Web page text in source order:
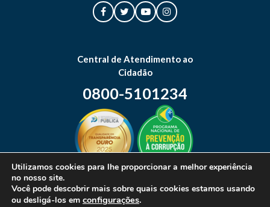
Central de Atendimento ao
Cidadão
0800-5101234
Utilizamos cookies para lhe proporcionar a melhor experiência
no nosso site.
Você pode descobrir mais sobre quais cookies estamos usando
ou desligá-los em configurações.